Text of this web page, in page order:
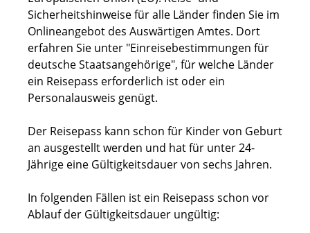
Sicherheitshinweise für alle Länder finden Sie im
Onlineangebot des Auswärtigen Amtes. Dort
erfahren Sie unter "Einreisebestimmungen für
deutsche Staatsangehörige", für welche Länder
ein Reisepass erforderlich ist oder ein
Personalausweis genügt.
Der Reisepass kann schon für Kinder von Geburt
an ausgestellt werden und hat für unter 24-
Jährige eine Gültigkeitsdauer von sechs Jahren.
In folgenden Fällen ist ein Reisepass schon vor
Ablauf der Gültigkeitsdauer ungültig: